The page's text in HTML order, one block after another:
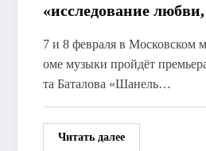
«исследование
7 и 8 февраля в Московском
оме музыки пройдёт
та Баталова «Шанель…
Читать далее